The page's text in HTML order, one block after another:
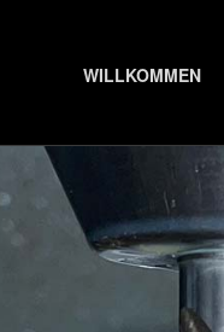
WILLKOMMEN